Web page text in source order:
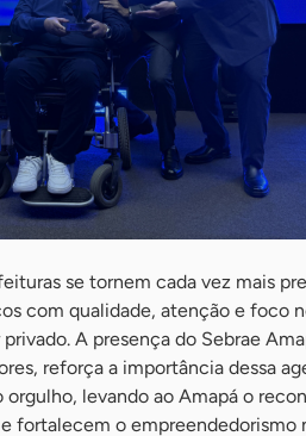
se tornem cada vez mais
com qualidade, atenção e foco
A presença do Sebrae
reforça a importância dessa
levando ao Amapá o
fortalecem o empreendedorismo